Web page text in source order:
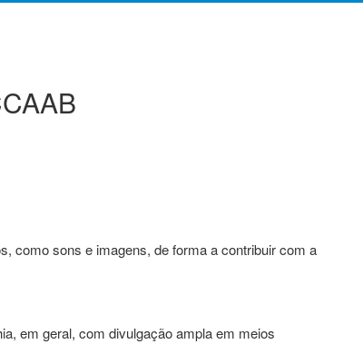
como sons e imagens, de forma a contribuir com a
em geral, com divulgação ampla em meios